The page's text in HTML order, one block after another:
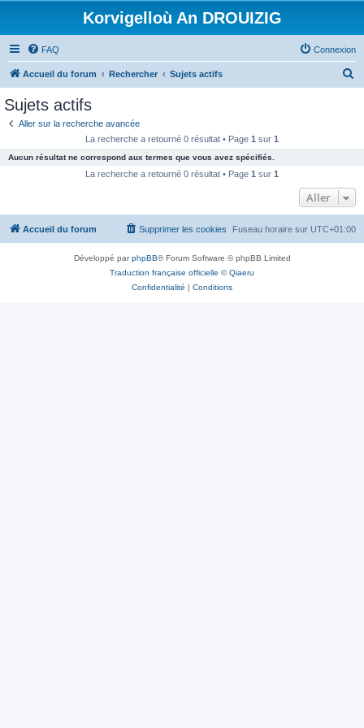
Korvigelloù An DROUIZIG
FAQ Connexion
Accueil du forum Rechercher Sujets actifs
c
e
Sujets actifs
Aller sur la recherche avancée
La recherche a retourné 0 résultat • Page 1 sur 1
Aucun résultat ne correspond aux termes que vous avez spécifiés.
La recherche a retourné 0 résultat • Page 1 sur 1
Aller
Accueil du forum Fuseau horaire sur UTC+01:00
Supprimer les cookies
Développé parphpBB® Forum Software © phpBB Limited
Traduction française officielle ©Qiaeru
Confidentialité | Conditions